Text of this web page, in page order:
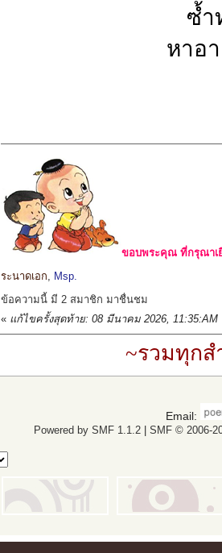
ซ้ำ
หาอ
ขอบพระคุณ ที่กรุณาเ
ระนาดเอก
Msp.
ข้อความนี้ มี 2 สมาชิก มาชื่นชม
« แก้ไขครั้งสุดท้าย: 08 มีนาคม 2026, 11:35:AM
~รวมทุกส
Email:
Powered by SMF 1.1.2| SMF © 2006-